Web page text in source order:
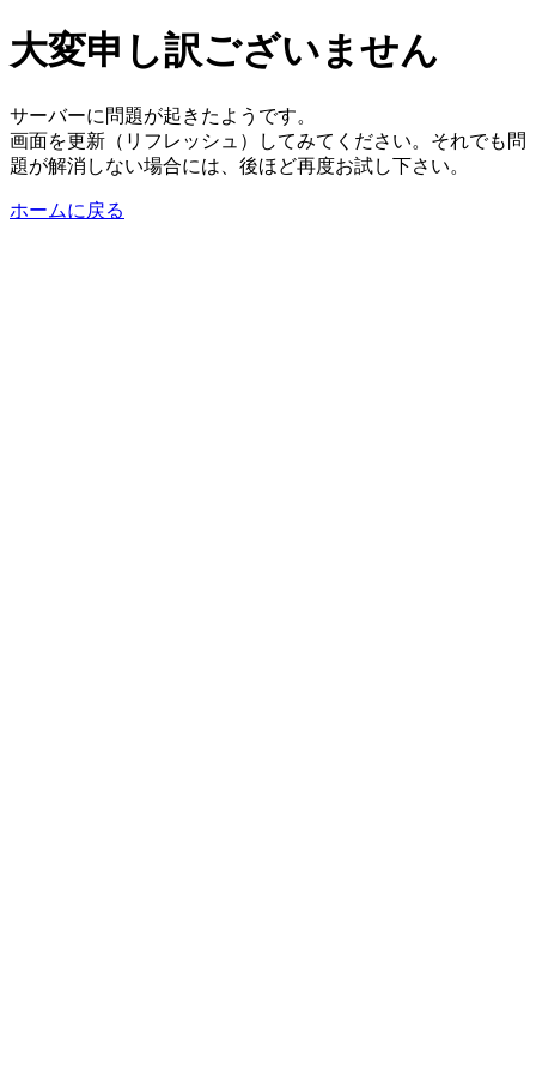
大変申し訳ございません
サーバーに問題が起きたようです。
画面を更新（リフレッシュ）してみてください。それでも問
題が解消しない場合には、後ほど再度お試し下さい。
ホームに戻る